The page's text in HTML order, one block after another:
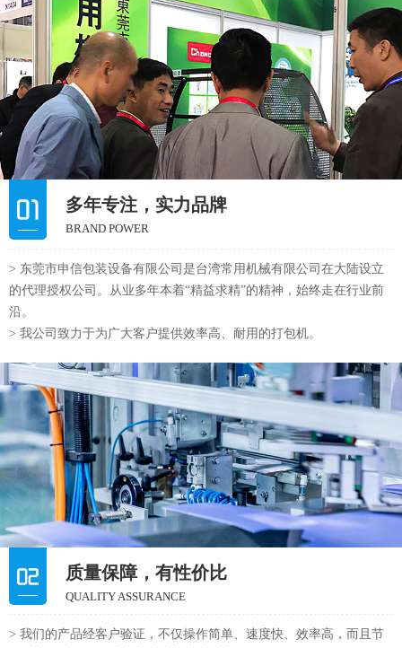
多年专注，实力品牌
BRAND POWER
> 东莞市申信包装设备有限公司是台湾常用机械有限公司在大陆设立
的代理授权公司。从业多年本着“精益求精”的精神，始终走在行业前
沿。
> 我公司致力于为广大客户提供效率高、耐用的打包机。
质量保障，有性价比
QUALITY ASSURANCE
> 我们的产品经客户验证，不仅操作简单、速度快、效率高，而且节